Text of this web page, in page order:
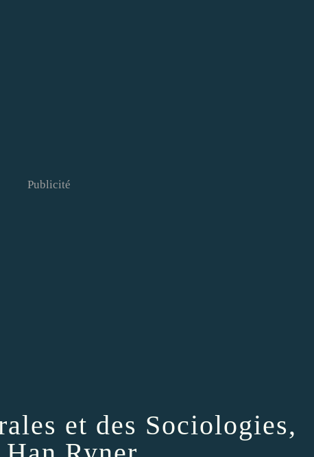
Publicité
et des Sociologies,